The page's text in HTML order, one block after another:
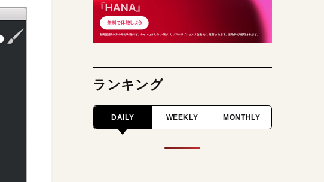
ランキング
DAILY WEEKLY MONTHLY